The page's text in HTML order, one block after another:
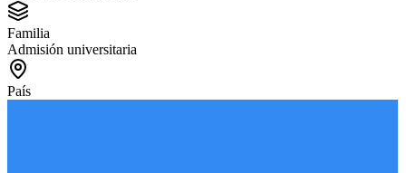
Familia
Admisión universitaria
País